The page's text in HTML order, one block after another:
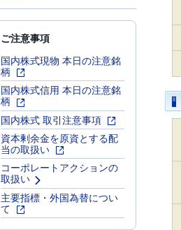
ご注意事項
国内株式現物 本日の注意銘
柄
国内株式信用 本日の注意銘
柄
国内株式 取引注意事項
資本剰余金を原資とする配
当の取扱い
コーポレートアクションの
取扱い
主要指標・外国為替につい
て